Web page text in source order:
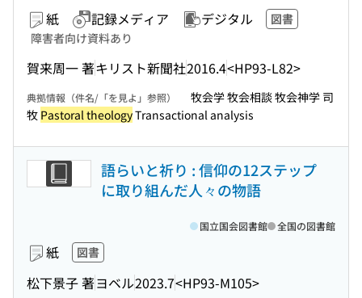
紙 記録メディア デジタル
図書
障害者向け資料あり
賀来周一 著キリスト新聞社2016.4<HP93-L82>
典拠情報（件名/「を見よ」参照）
牧会学 牧会相談 牧会神学 司
牧 Pastoral theologyTransactional analysis
語らいと祈り : 信仰の12ステップ
に取り組んだ人々の物語
紙 図書
松下景子 著ヨベル2023.7<HP93-M105>
国立国会図書館 全国の図書館